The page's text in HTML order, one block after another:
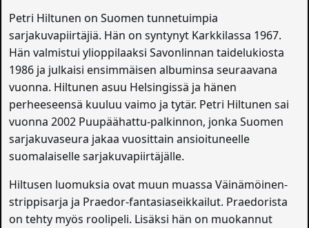
Petri Hiltunen on Suomen tunnetuimpia
sarjakuvapiirtäjiä. Hän on syntynyt Karkkilassa 1967.
Hän valmistui ylioppilaaksi Savonlinnan taidelukiosta
1986 ja julkaisi ensimmäisen albuminsa seuraavana
vuonna. Hiltunen asuu Helsingissä ja hänen
perheeseensä kuuluu vaimo ja tytär. Petri Hiltunen sai
vuonna 2002 Puupäähattu-palkinnon, jonka Suomen
sarjakuvaseura jakaa vuosittain ansioituneelle
suomalaiselle sarjakuvapiirtäjälle.
Hiltusen luomuksia ovat muun muassa Väinämöinen-
strippisarja ja Praedor-fantasiaseikkailut. Praedorista
on tehty myös roolipeli. Lisäksi hän on muokannut